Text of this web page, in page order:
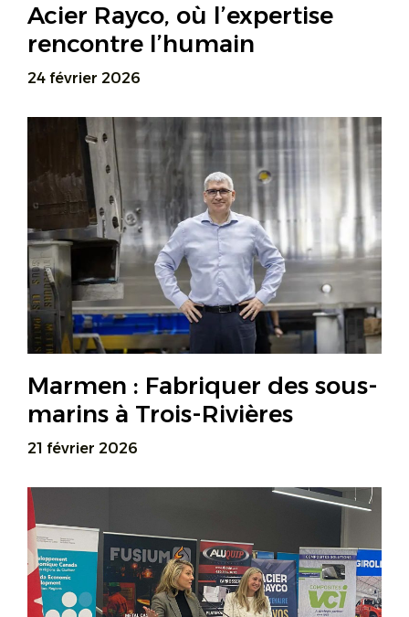
Acier Rayco, où l’expertise
rencontre l’humain
24 février 2026
Marmen : Fabriquer des sous-
marins à Trois-Rivières
21 février 2026